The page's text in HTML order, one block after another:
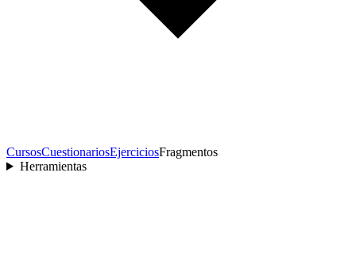
CursosCuestionariosEjerciciosFragmentos
Herramientas